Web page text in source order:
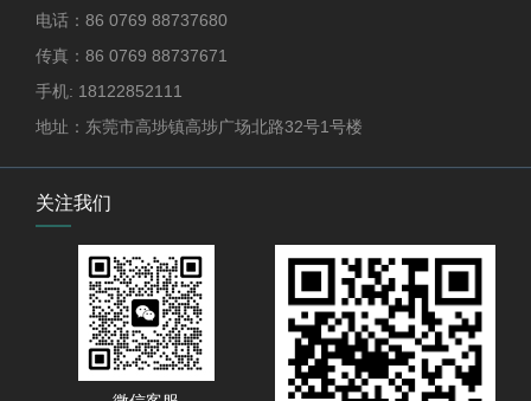
电话：86 0769 88737680
传真：86 0769 88737671
手机: 18122852111
地址：东莞市高埗镇高埗广场北路32号1号楼
关注我们